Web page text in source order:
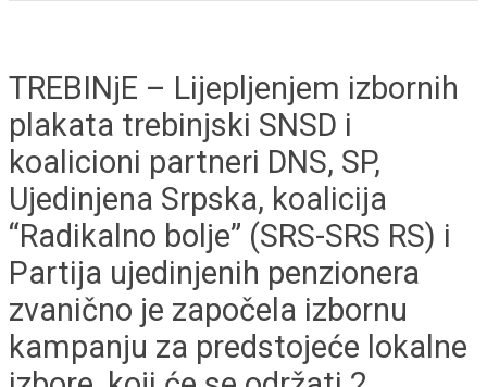
TREBINjE – Lijepljenjem izbornih
plakata trebinjski SNSD i
koalicioni partneri DNS, SP,
Ujedinjena Srpska, koalicija
“Radikalno bolje” (SRS-SRS RS) i
Partija ujedinjenih penzionera
zvanično je započela izbornu
kampanju za predstojeće lokalne